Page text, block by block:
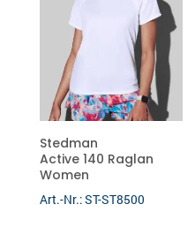
Stedman
Active 140 Raglan
Women
Art.-Nr.: ST-ST8500